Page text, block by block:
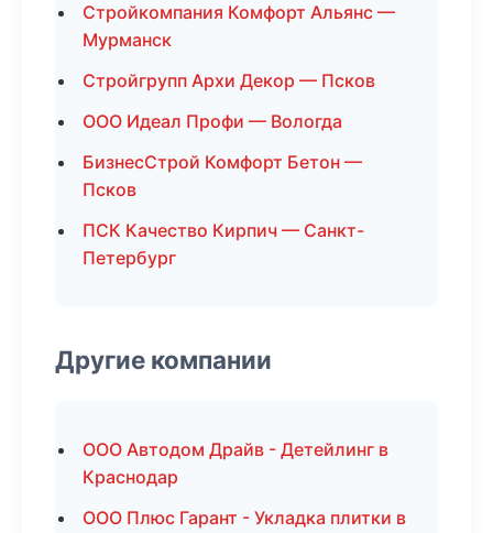
Стройкомпания Комфорт Альянс —
Мурманск
Стройгрупп Архи Декор — Псков
ООО Идеал Профи — Вологда
БизнесСтрой Комфорт Бетон —
Псков
ПСК Качество Кирпич — Санкт-
Петербург
Другие компании
ООО Автодом Драйв - Детейлинг в
Краснодар
ООО Плюс Гарант - Укладка плитки в